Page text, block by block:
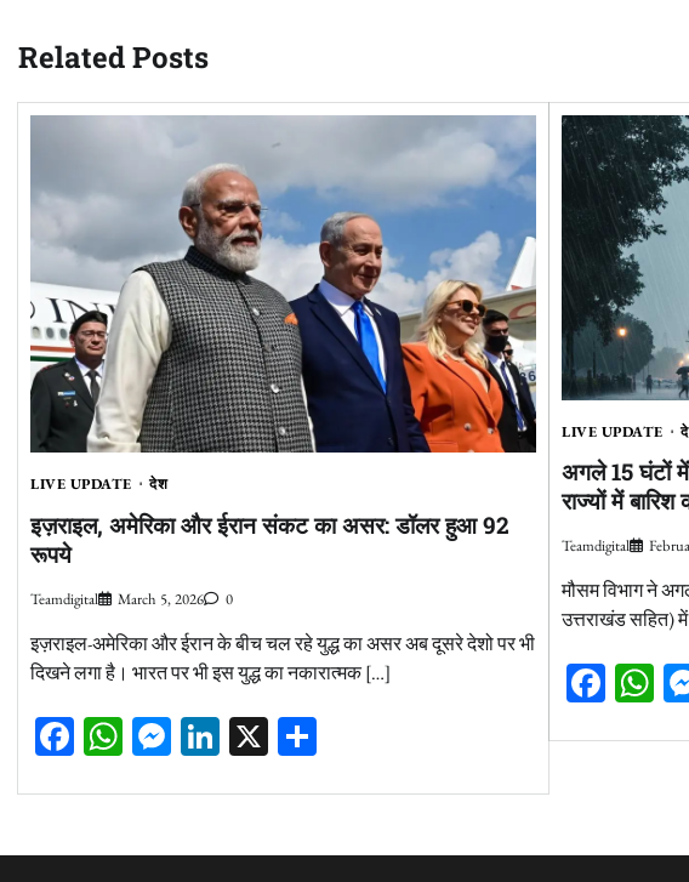
Related Posts
LIVE UPDATE देश
इज़राइल, अमेरिका और ईरान संकट का असर: डॉलर हुआ 92
रूपये
Teamdigital March 5, 2026 0
इज़राइल-अमेरिका और ईरान के बीच चल रहे युद्ध का असर अब दूसरे देशो पर भी
दिखने लगा है। भारत पर भी इस युद्ध का नकारात्मक […]
Facebook
WhatsApp
Messenger
LinkedIn
X
LIVE UPDATE
अगले 15 घंटों में
राज्यों में बारिश
Teamdigital
मौसम विभाग ने
उत्तराखंड सहित)